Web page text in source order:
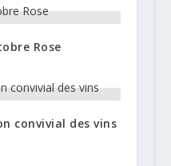
Rose
convivial des vins